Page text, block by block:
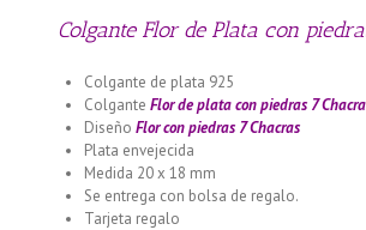
Colgante Flor de Plata con
Colgante de plata 925
Colgante Flor de plata con piedras 7
Diseño Flor con piedras 7 Chacras
Plata envejecida
Medida 20 x 18 mm
Se entrega con bolsa de regalo.
Tarjeta regalo